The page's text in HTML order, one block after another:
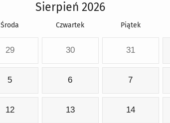
Sierpień 2026
Środa Czwartek Piątek
29 30 31
5 6 7
12 13 14